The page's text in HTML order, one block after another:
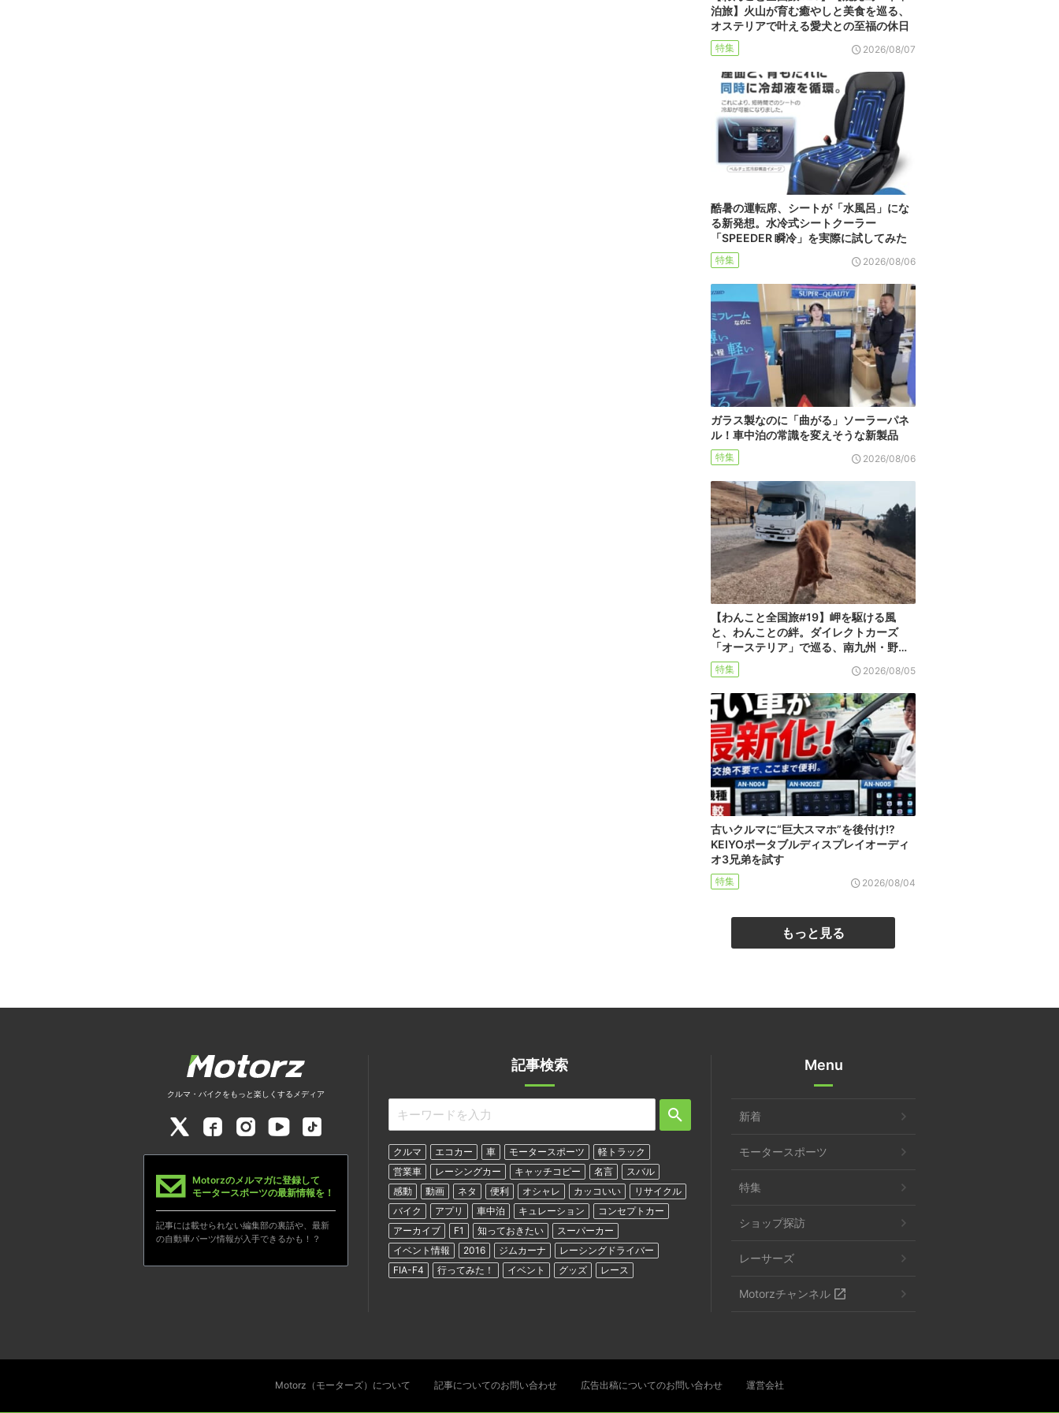
泊旅】火山が育む癒やしと美食を巡る、
オステリアで叶える愛犬との至福の休日
特集 2026/08/07
酷暑の運転席、シートが「水風呂」にな
る新発想。水冷式シートクーラー
「SPEEDER 瞬冷」を実際に試してみた
特集 2026/08/06
ガラス製なのに「曲がる」ソーラーパネ
ル！車中泊の常識を変えそうな新製品
特集 2026/08/06
【わんこと全国旅#19】岬を駆ける風
と、わんことの絆。ダイレクトカーズ
「オーステリア」で巡る、南九州・野…
特集 2026/08/05
古いクルマに“巨大スマホ”を後付け!?
KEIYOポータブルディスプレイオーディ
オ3兄弟を試す
特集 2026/08/04
もっと見る
記事検索
クルマ エコカー 車 モータースポーツ
軽トラック
営業車
レーシングカー キャッチコピー 名言
スバル
感動
動画 ネタ 便利 オシャレ カッコいい
リサイクル
バイク
アプリ 車中泊 キュレーション
コンセプトカー
アーカイブ
F1 知っておきたい
スーパーカー
イベント情報
2016 ジムカーナ
レーシングドライバー
FIA-F4
行ってみた！ イベント グッズ レース
クルマ・バイクをもっと楽しくするメディア
Motorzのメルマガに登録して
モータースポーツの最新情報を！
記事には載せられない編集部の裏話や、最新
の自動車パーツ情報が入手できるかも！？
Menu
新着
モータースポーツ
特集
ショップ探訪
レーサーズ
Motorzチャンネル
Motorz（モーターズ）について 記事についてのお問い合わせ 広告出稿についてのお問い合わせ 運営会社